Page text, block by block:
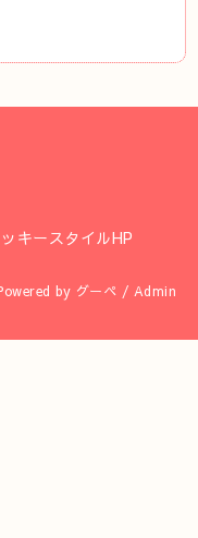
キースタイルHP
by グーペ / Admin